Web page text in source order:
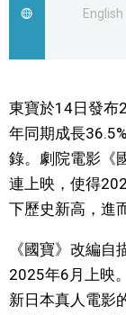
視覺日本
臺灣香港
人物訪談
English
東寶於14日發布
年同期成長
錄。劇院電影《
連上映，使得
下歷史新高，進
《國寶》改編
2025年6月上映
新日本真人電影